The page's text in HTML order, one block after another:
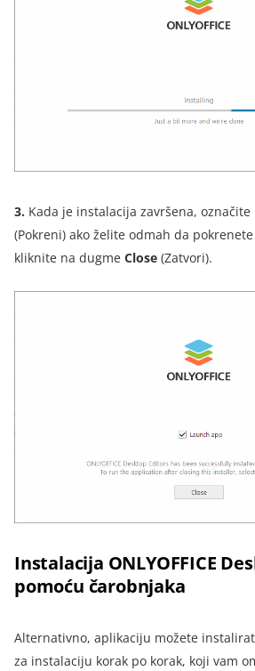
3. Kada je instalacija završena, označite
(Pokreni) ako želite odmah da
kliknite na dugme Close (Zatvori).
Instalacija ONLYOFFICE
pomoću čarobnjaka
Alternativno, aplikaciju možete
za instalaciju korak po korak, koji vam